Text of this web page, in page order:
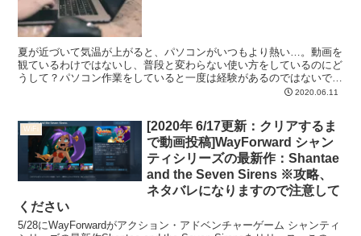
夏が近づいて気温が上がると、パソコンがいつもより熱い…。動画を
観ているわけではないし、普段と変わらない使い方をしているのにど
うして？パソコン作業をしていると一度は経験があるのではないでし
ょうか。 私も経験があります。真夏はキーボードが熱くて...2020.06.11
WiFi
[2020年 6/17更新：クリアするま
で動画投稿]WayForward シャン
ティシリーズの最新作：Shantae
and the Seven Sirens ※攻略、
ネタバレになりますので注意して
ください
5/28にWayForwardがアクション・アドベンチャーゲーム シャンティ